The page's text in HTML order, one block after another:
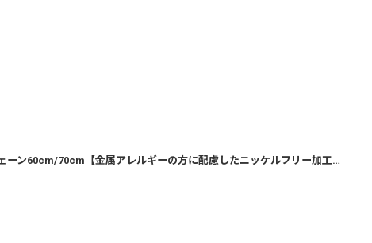
ゴールド・定番アズキ・ロングチェーン60cm/70cm【金属アレルギーの方に配慮したニッケルフリー加工】